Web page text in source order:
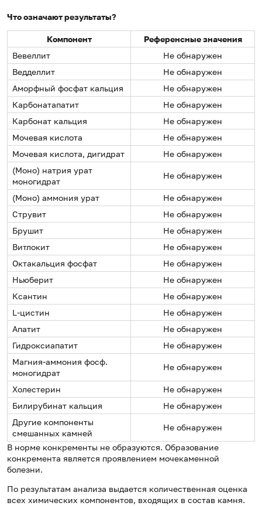
Что означают результаты?
Компонент
Референсные значения
Вевеллит
Не обнаружен
Ведделлит
Не обнаружен
Аморфный фосфат кальция
Не обнаружен
Карбонатапатит
Не обнаружен
Карбонат кальция
Не обнаружен
Мочевая кислота
Не обнаружен
Мочевая кислота, дигидрат
Не обнаружен
(Моно) натрия урат
моногидрат
Не обнаружен
(Моно) аммония урат
Не обнаружен
Струвит
Не обнаружен
Брушит
Не обнаружен
Витлокит
Не обнаружен
Октакальция фосфат
Не обнаружен
Ньюберит
Не обнаружен
Ксантин
Не обнаружен
L-цистин
Не обнаружен
Апатит
Не обнаружен
Гидроксиапатит
Не обнаружен
Магния-аммония фосф.
моногидрат
Не обнаружен
Холестерин
Не обнаружен
Билирубинат кальция
Не обнаружен
Другие компоненты
смешанных камней
Не обнаружен
В норме конкременты не образуются. Образование
конкремента является проявлением мочекаменной
болезни.
По результатам анализа выдается количественная оценка
всех химических компонентов, входящих в состав камня.